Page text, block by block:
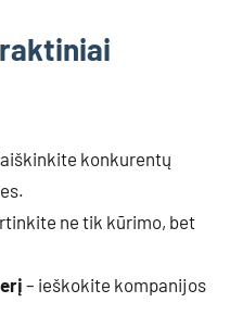
konkurentų
ne tik kūrimo, bet
– ieškokite kompanijos